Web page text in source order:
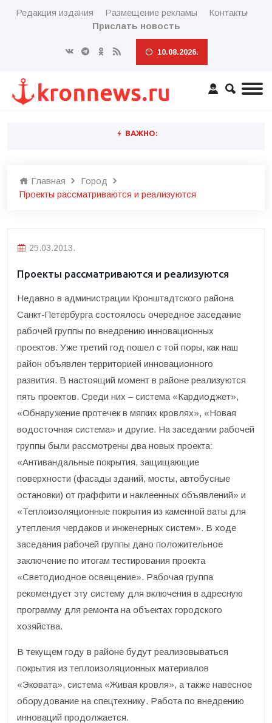
Редакция издания Размещение рекламы
Контакты
Прислать новость
10.08.2026.
ВАЖНО:
Главная
Город
Проекты рассматриваются и реализуются
25.03.2013.
Проекты рассматриваются и реализуются
Недавно в администрации Кронштадтского района
Санкт-Петербурга состоялось очередное заседание
рабочей группы по внедрению инновационных
проектов. Уже третий год пошел с той поры, как наш
район объявлен территорией инновационного
развития. В настоящий момент в районе реализуются
пять проектов. Среди них – система «Кардиоджет»,
«Обнаружение протечек в мягких кровлях», «Новая
водосточная система» и другие. На заседании рабочей
группы были рассмотрены два новых проекта:
«Антивандальные покрытия, защищающие
поверхности (фасады зданий, мосты, автобусные
остановки) от граффити и наклеенных объявлений» и
«Теплоизоляционные покрытия из каменной ваты для
утепления чердаков и инженерных систем». В ходе
заседания рабочей группы дано положительное
заключение по итогам тестирования проекта
«Светодиодное освещение». Рабочая группа
рекомендует эту систему для включения в адресную
программу для ремонта на объектах городского
хозяйства.
В текущем году в районе будут реализовываться
покрытия из теплоизоляционных материалов
«Эковата», система «Живая кровля», а также навесное
оборудование на спецтехнику. Работа по внедрению
инноваций продолжается.